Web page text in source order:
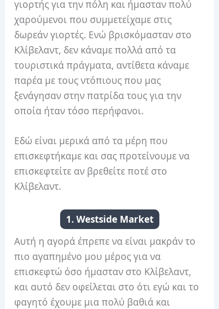
γιορτής για την πόλη και ήμασταν πολύ
χαρούμενοι που συμμετείχαμε στις
δωρεάν γιορτές. Ενώ βρισκόμασταν στο
Κλίβελαντ, δεν κάναμε πολλά από τα
τουριστικά πράγματα, αντίθετα κάναμε
παρέα με τους ντόπιους που μας
ξενάγησαν στην πατρίδα τους για την
οποία ήταν τόσο περήφανοι.
Εδώ είναι μερικά από τα μέρη που
επισκεφτήκαμε και σας προτείνουμε να
επισκεφτείτε αν βρεθείτε ποτέ στο
Κλίβελαντ.
1. Westside Market
Αυτή η αγορά έπρεπε να είναι μακράν το
πιο αγαπημένο μου μέρος για να
επισκεφτώ όσο ήμασταν στο Κλίβελαντ,
και αυτό δεν οφείλεται στο ότι εγώ και το
φαγητό έχουμε μια πολύ βαθιά και